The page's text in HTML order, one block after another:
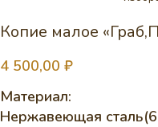
Копие малое
4 500,00 ₽
Материал:
Нержавеющая